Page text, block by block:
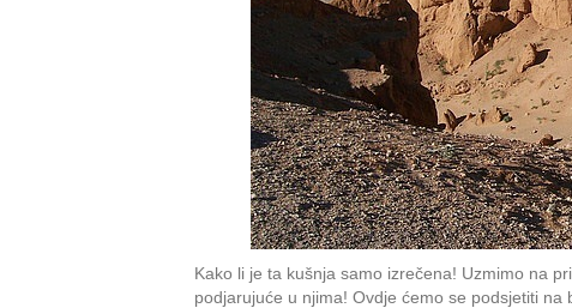
Kako li je ta kušnja samo izrečena! Uzmimo na
podjarujuće u njima! Ovdje ćemo se podsjetiti